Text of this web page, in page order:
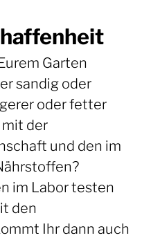
Garten
sandig oder
oder fetter
der
und den im
im Labor testen
den
Ihr dann auch